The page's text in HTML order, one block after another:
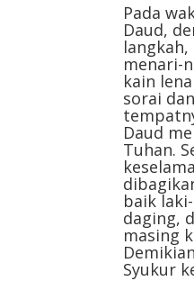
Pada
Daud,
menari-
kain
sorai
Daud
Tuhan.
baik
daging,
masing
Syukur